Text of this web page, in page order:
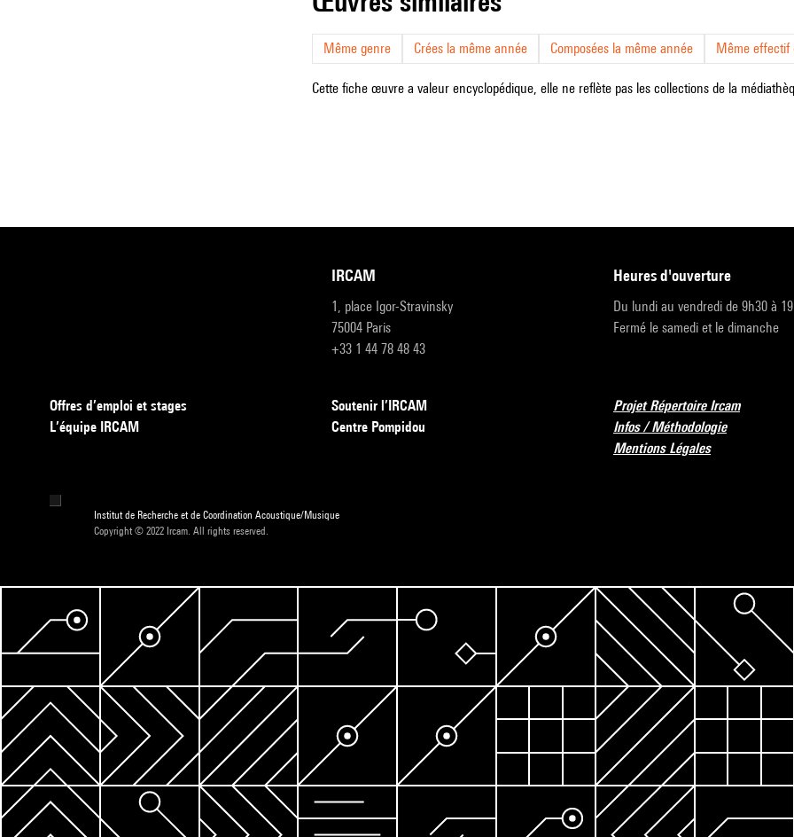
Même genre Crées la même année Composées la même année Même effectif
Cette fiche œuvre a valeur encyclopédique, elle ne reflète pas les collections de la
IRCAM
1, place Igor-Stravinsky
75004 Paris
+33 1 44 78 48 43
heures d'ouverture
Du lundi au vendredi de 9h30 à
Fermé le samedi et le dimanche
Offres d’emploi et stages
L’équipe IRCAM
Soutenir l’IRCAM
Centre Pompidou
Projet Répertoire Ircam
Infos / Méthodologie
Mentions Légales
Institut de Recherche et de Coordination Acoustique/Musique
Copyright © 2022 Ircam. All rights reserved.